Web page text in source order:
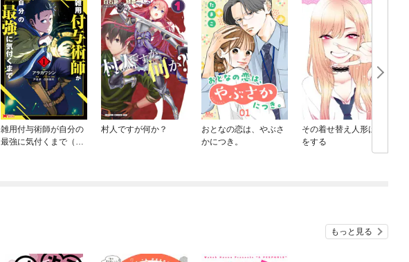
雑用付与術師が自分の
最強に気付くまで（コ
村人ですが何か？
おとなの恋は、やぶさ
かにつき。
その着せ替え人形は恋
をする
もっと見る